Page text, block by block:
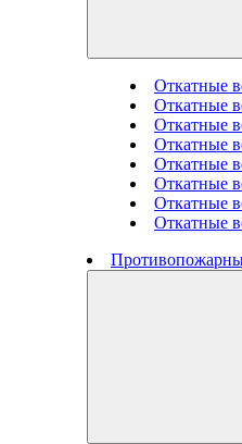
Откатные
Откатные
Откатные
Откатные
Откатные
Откатные
Откатные
Откатные